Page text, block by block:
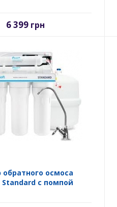
6 399 грн
осмоса
с помпой